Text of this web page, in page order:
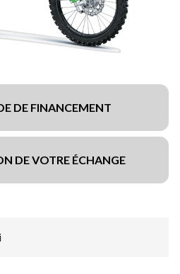
DE FINANCEMENT
DE VOTRE ÉCHANGE